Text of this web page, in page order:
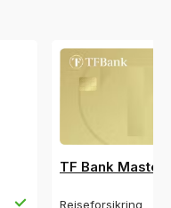
TF Bank
Reiseforsikring